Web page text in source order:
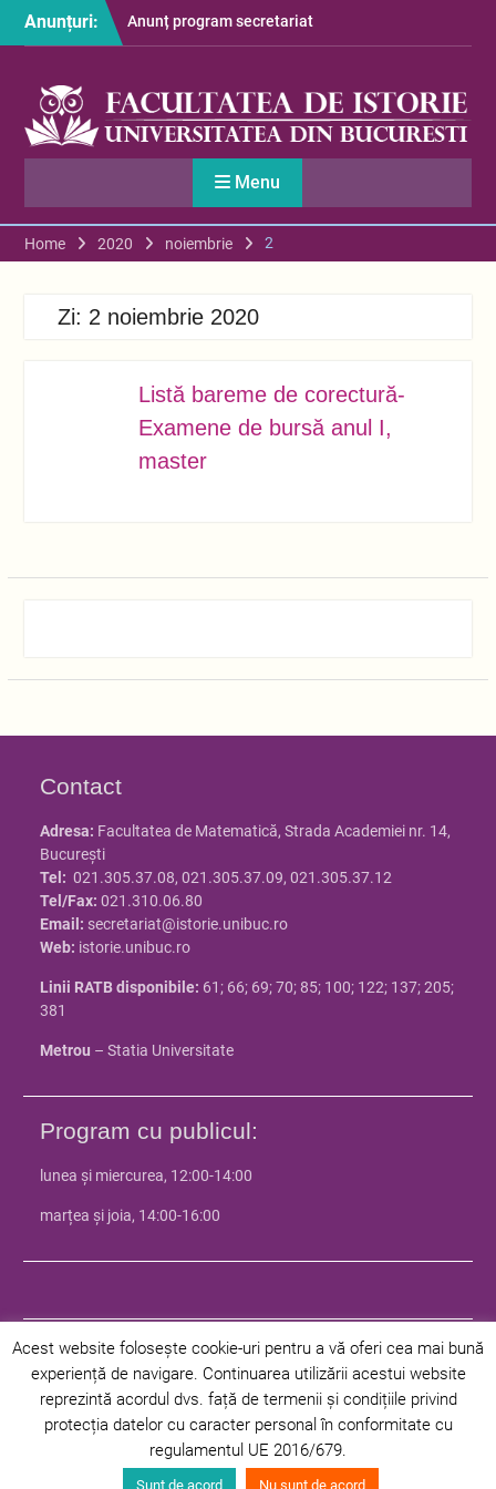
Anunțuri:
Anunț program secretariat
– luna august
2026
S-au afișat informațiile
despre cazarea studenților
în anul universitar 2026-
Menu
Home 2020 noiembrie 2
Zi: 2 noiembrie 2020
Listă bareme de corectură-
Examene de bursă anul I,
master
Contact
Adresa: Facultatea de Matematică, Strada Academiei nr. 14,
Bucureşti
Tel: 021.305.37.08, 021.305.37.09, 021.305.37.12
Tel/Fax: 021.310.06.80
Email: secretariat@istorie.unibuc.ro
Web: istorie.unibuc.ro
Linii RATB disponibile: 61; 66; 69; 70; 85; 100; 122; 137; 205;
381
Metrou – Statia Universitate
Program cu publicul:
lunea și miercurea, 12:00-14:00
marțea și joia, 14:00-16:00
© 2024 Facultatea de Istorie - Universitatea din Bucuresti | Toate
drepturile rezervate |Politica de confidentialitate|Politica privind
cookie-urile
Departamente Programe Studenți
Acest website folosește cookie-uri pentru a vă oferi cea mai bună
experiență de navigare. Continuarea utilizării acestui website
reprezintă acordul dvs. față de termenii și condițiile privind
protecția datelor cu caracter personal în conformitate cu
regulamentul UE 2016/679.
Sunt de acord Nu sunt de acord